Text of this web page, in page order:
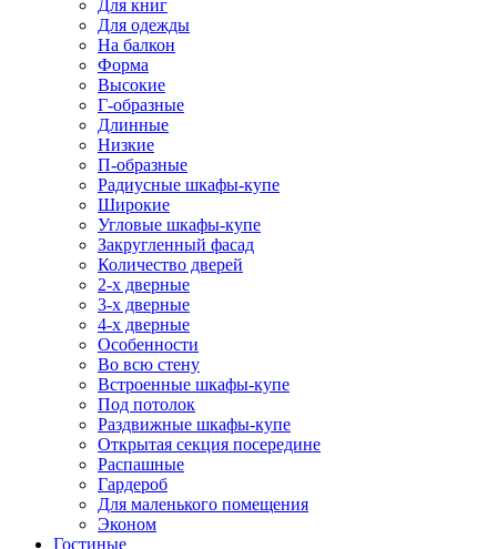
Для книг
Для одежды
На балкон
Форма
Высокие
Г-образные
Длинные
Низкие
П-образные
Радиусные шкафы-купе
Широкие
Угловые шкафы-купе
Закругленный фасад
Количество дверей
2-х дверные
3-х дверные
4-х дверные
Особенности
Во всю стену
Встроенные шкафы-купе
Под потолок
Раздвижные шкафы-купе
Открытая секция посередине
Распашные
Гардероб
Для маленького помещения
Эконом
Гостиные